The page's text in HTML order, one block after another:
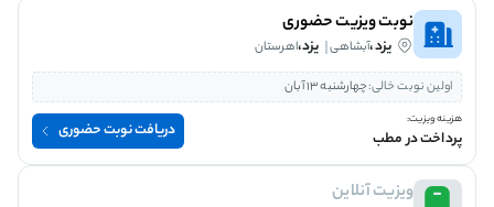
نوبت ویزیت حضوری
یزد،آبشاهی یزد،اهرستان
اولین نوبت خالی:چهارشنبه 13 آبان
هزینه ویزیت:
پرداخت در مطب دریافت نوبت حضوری
ویزیت آنلاین